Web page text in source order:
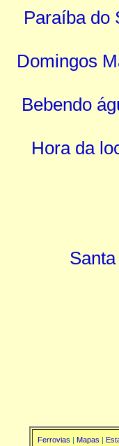
Paraíba do
Domingos
Bebendo
Hora da
Ferrovias | Mapas |